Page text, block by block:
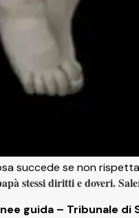
succede se non
stessi diritti e doveri.
guida – Tribunale di